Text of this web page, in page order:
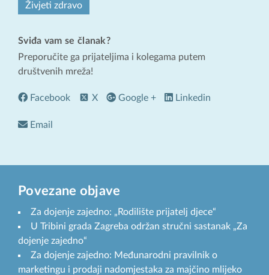
Živjeti zdravo
Sviđa vam se članak?
Preporučite ga prijateljima i kolegama putem
društvenih mreža!
Facebook X Google + Linkedin
Email
Povezane objave
Za dojenje zajedno: „Rodilište prijatelj djece“
U Tribini grada Zagreba održan stručni sastanak „Za
dojenje zajedno“
Za dojenje zajedno: Međunarodni pravilnik o
marketingu i prodaji nadomjestaka za majčino mlijeko